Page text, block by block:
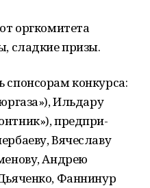
орг­комитета
сладкие призы.
конкурса:
Ильдару
предпри­
Вячеславу
Андрею
Фаннинур